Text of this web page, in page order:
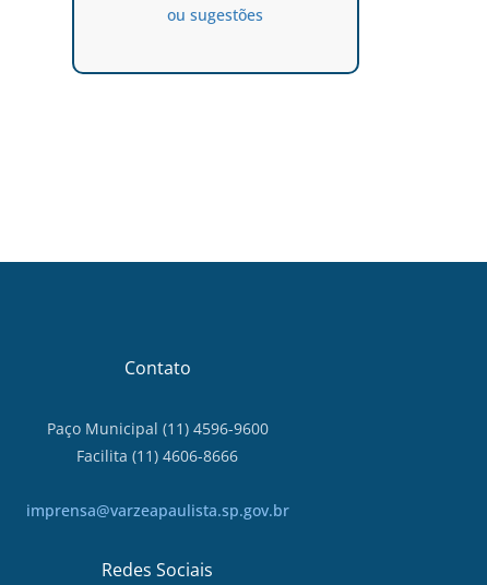
ou sugestões
Contato
Paço Municipal (11) 4596-9600
Facilita (11) 4606-8666
imprensa@varzeapaulista.sp.gov.br
Redes Sociais